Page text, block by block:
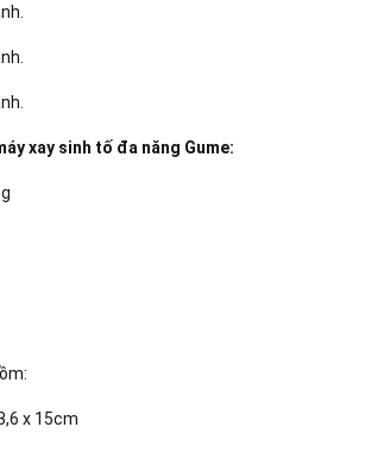
xay sinh tố đa năng Gume:
x 15cm